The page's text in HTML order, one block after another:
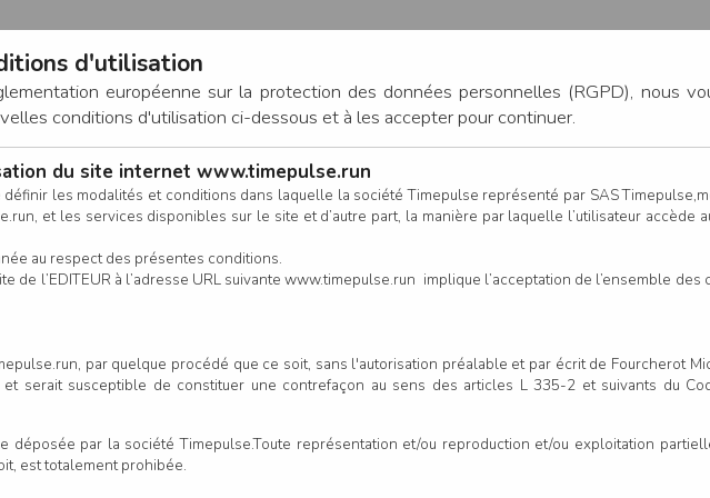
CONNEXION
CALENDRIER RÉSULTATS
d'utilisation
européenne sur la protection des données personnelles (RGPD), nous
conditions d'utilisation ci-dessous et à les accepter pour continuer.
du site internet www.timepulse.run
les modalités et conditions dans laquelle la société Timepulse représenté par SAS
et les services disponibles sur le site et d’autre part, la manière par laquelle l’utilisateur accède
au respect des présentes conditions.
de l’EDITEUR à l’adresse URL suivante www.timepulse.run implique l’acceptation de l’ensemble
par quelque procédé que ce soit, sans l'autorisation préalable et par écrit de Fourcherot
serait susceptible de constituer une contrefaçon au sens des articles L 335-2 et suivants du
déposée par la société Timepulse.Toute représentation et/ou reproduction et/ou exploitation
est totalement prohibée.